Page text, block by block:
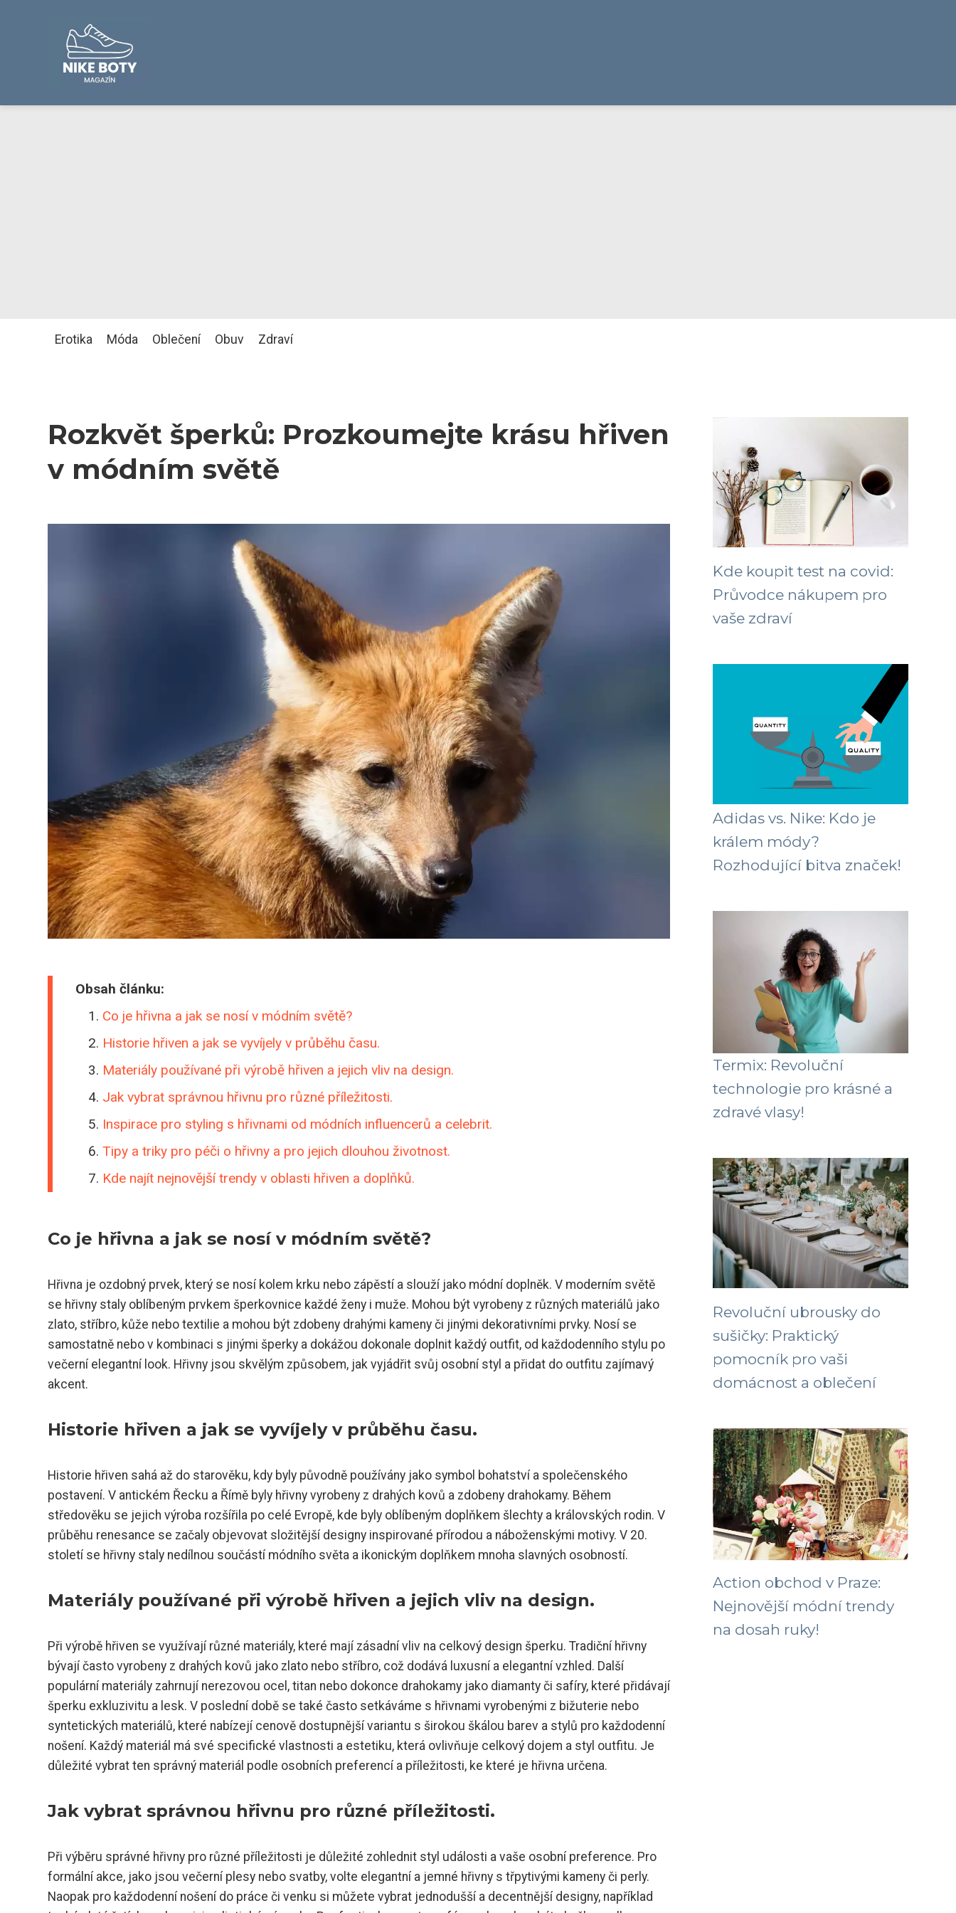
Erotika Móda Oblečení Obuv Zdraví
Rozkvět šperků: Prozkoumejte krásu hřiven
v módním světě
Obsah článku:
Co je hřivna a jak se nosí v módním světě?
Historie hřiven a jak se vyvíjely v průběhu času.
Materiály používané při výrobě hřiven a jejich vliv na design.
Jak vybrat správnou hřivnu pro různé příležitosti.
Inspirace pro styling s hřivnami od módních influencerů a celebrit.
Tipy a triky pro péči o hřivny a pro jejich dlouhou životnost.
Kde najít nejnovější trendy v oblasti hřiven a doplňků.
Co je hřivna a jak se nosí v módním světě?
Hřivna je ozdobný prvek, který se nosí kolem krku nebo zápěstí a slouží jako módní doplněk. V moderním světě
se hřivny staly oblíbeným prvkem šperkovnice každé ženy i muže. Mohou být vyrobeny z různých materiálů jako
zlato, stříbro, kůže nebo textilie a mohou být zdobeny drahými kameny či jinými dekorativními prvky. Nosí se
samostatně nebo v kombinaci s jinými šperky a dokážou dokonale doplnit každý outfit, od každodenního stylu po
večerní elegantní look. Hřivny jsou skvělým způsobem, jak vyjádřit svůj osobní styl a přidat do outfitu zajímavý
akcent.
Historie hřiven a jak se vyvíjely v průběhu času.
Historie hřiven sahá až do starověku, kdy byly původně používány jako symbol bohatství a společenského
postavení. V antickém Řecku a Římě byly hřivny vyrobeny z drahých kovů a zdobeny drahokamy. Během
středověku se jejich výroba rozšířila po celé Evropě, kde byly oblíbeným doplňkem šlechty a královských rodin. V
průběhu renesance se začaly objevovat složitější designy inspirované přírodou a náboženskými motivy. V 20.
století se hřivny staly nedílnou součástí módního světa a ikonickým doplňkem mnoha slavných osobností.
Materiály používané při výrobě hřiven a jejich vliv na design.
Při výrobě hřiven se využívají různé materiály, které mají zásadní vliv na celkový design šperku. Tradiční hřivny
bývají často vyrobeny z drahých kovů jako zlato nebo stříbro, což dodává luxusní a elegantní vzhled. Další
populární materiály zahrnují nerezovou ocel, titan nebo dokonce drahokamy jako diamanty či safíry, které přidávají
šperku exkluzivitu a lesk. V poslední době se také často setkáváme s hřivnami vyrobenými z bižuterie nebo
syntetických materiálů, které nabízejí cenově dostupnější variantu s širokou škálou barev a stylů pro každodenní
nošení. Každý materiál má své specifické vlastnosti a estetiku, která ovlivňuje celkový dojem a styl outfitu. Je
důležité vybrat ten správný materiál podle osobních preferencí a příležitosti, ke které je hřivna určena.
Jak vybrat správnou hřivnu pro různé příležitosti.
Při výběru správné hřivny pro různé příležitosti je důležité zohlednit styl události a vaše osobní preference. Pro
formální akce, jako jsou večerní plesy nebo svatby, volte elegantní a jemné hřivny s třpytivými kameny či perly.
Naopak pro každodenní nošení do práce či venku si můžete vybrat jednodušší a decentnější designy, například
Kde koupit test na covid:
Průvodce nákupem pro
vaše zdraví
Adidas vs. Nike: Kdo je
králem módy?
Rozhodující bitva značek!
Termix: Revoluční
technologie pro krásné a
zdravé vlasy!
Revoluční ubrousky do
sušičky: Praktický
pomocník pro vaši
domácnost a oblečení
Action obchod v Praze:
Nejnovější módní trendy
na dosah ruky!